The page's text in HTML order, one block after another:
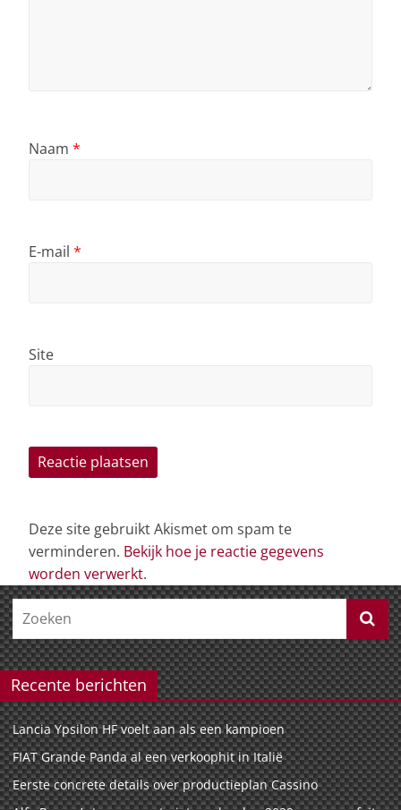
Naam *
E-mail *
Site
Deze site gebruikt Akismet om spam te
verminderen. Bekijk hoe je reactie gegevens
worden verwerkt.
Recente berichten
Lancia Ypsilon HF voelt aan als een kampioen
FIAT Grande Panda al een verkoophit in Italië
Eerste concrete details over productieplan Cassino